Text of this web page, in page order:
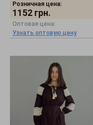
Розничная цена:
1152 грн.
Оптовая цена:
Узнать оптовую цену